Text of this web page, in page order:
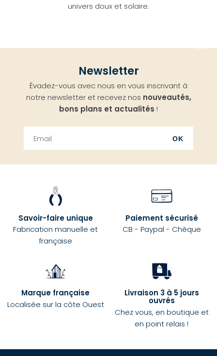
univers doux et solaire.
Newsletter
Évadez-vous avec nous en vous inscrivant à
notre newsletter et recevez nos nouveautés,
bons plans et actualités !
OK
Savoir-faire unique
Fabrication manuelle et
française
Paiement sécurisé
CB - Paypal - Chèque
Marque française
Localisée sur la côte Ouest
Livraison 3 à 5 jours
ouvrés
Chez vous, en boutique et
en point relais !